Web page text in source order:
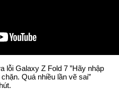
lỗi Galaxy Z Fold 7 ”Hãy nhập
Quá nhiều lần vẽ sai”